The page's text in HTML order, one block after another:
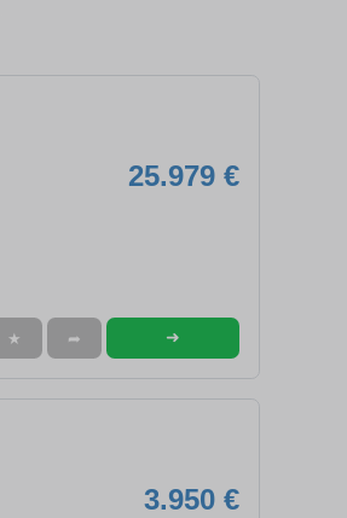
25.979 €
★ ➦ ➜
3.950 €